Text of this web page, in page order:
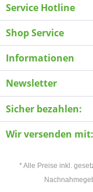
Service Hotline
Shop Service
Informationen
Newsletter
Sicher bezahlen:
Wir versenden mit:
* Alle Preise inkl.